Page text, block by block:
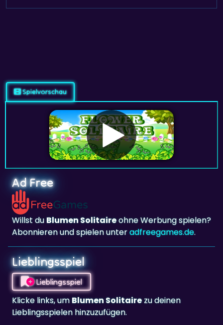
Ad Free
Willst duBlumen Solitaire
Abonnieren und spielen unter
Lieblingsspiel
Lieblingsspiel
Klicke links, umBlumen Solitaire
Lieblingsspielen hinzuzufügen.
Bewerte